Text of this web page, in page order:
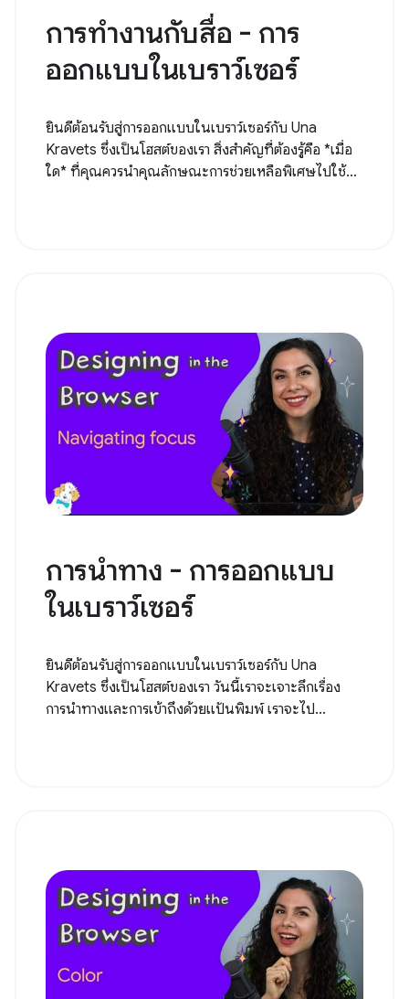
การทำงานกับสื่อ - การ
ออกแบบในเบราว์เซอร์
ยินดีต้อนรับสู่การออกแบบในเบราว์เซอร์กับ Una
Kravets ซึ่งเป็นโฮสต์ของเรา สิ่งสำคัญที่ต้องรู้คือ *เมื่อ
ใด* ที่คุณควรนำคุณลักษณะการช่วยเหลือพิเศษไปใช้...
การนำทาง - การออกแบบ
ในเบราว์เซอร์
ยินดีต้อนรับสู่การออกแบบในเบราว์เซอร์กับ Una
Kravets ซึ่งเป็นโฮสต์ของเรา วันนี้เราจะเจาะลึกเรื่อง
การนำทางและการเข้าถึงด้วยแป้นพิมพ์ เราจะไป...